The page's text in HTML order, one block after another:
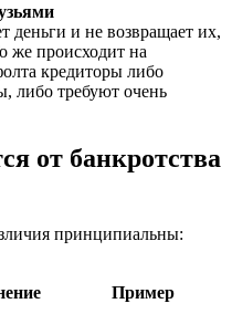
деньги и не возвращает их,
же происходит на
кредиторы либо
либо требуют очень
от банкротства
принципиальны:
Пример